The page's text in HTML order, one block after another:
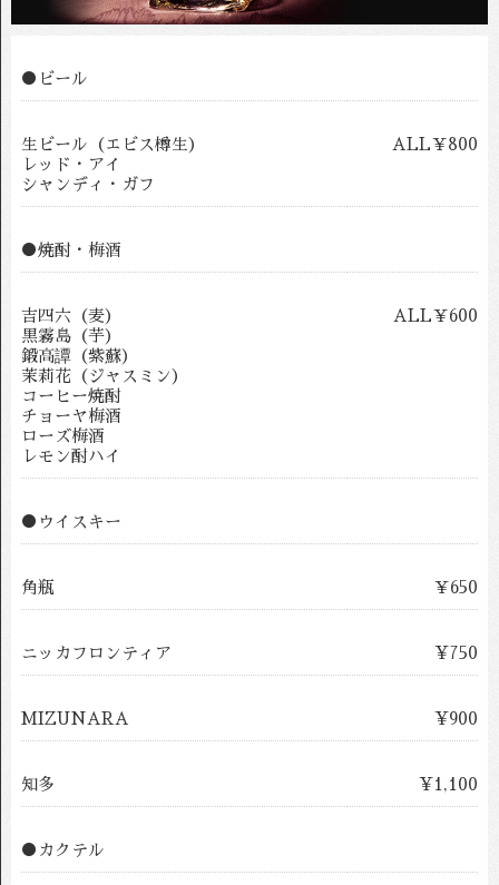
●ビール
生ビール（エビス樽生）
レッド・アイ
シャンディ・ガフ
ALL￥800
●焼酎・梅酒
吉四六（麦）
黒霧島（芋）
鍛高譚（紫蘇）
茉莉花（ジャスミン）
コーヒー焼酎
チョーヤ梅酒
ローズ梅酒
レモン酎ハイ
ALL￥600
●ウイスキー
角瓶 ￥650
ニッカフロンティア ¥750
MIZUNARA ¥900
知多 ¥1,100
●カクテル